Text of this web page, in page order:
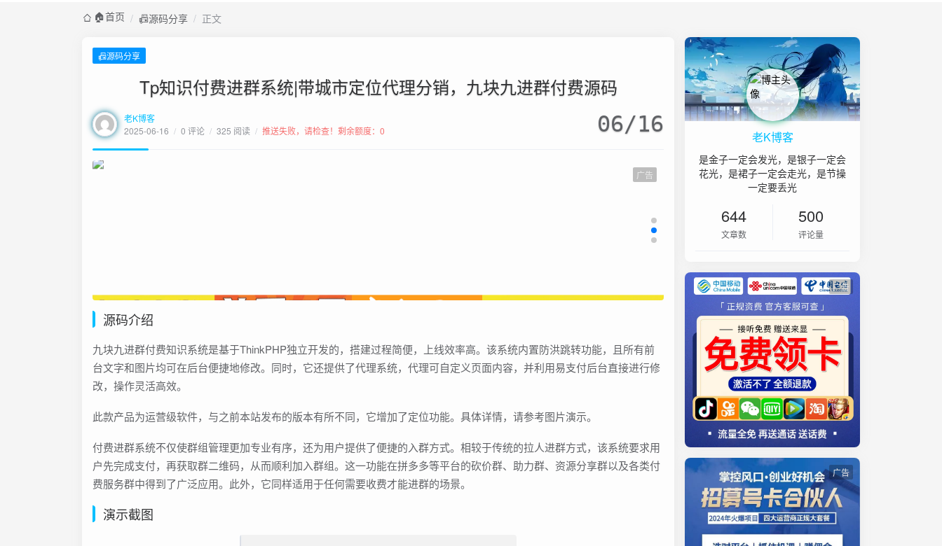
🏠️首页 / 📠源码分享 / 正文
📠源码分享
Tp知识付费进群系统|带城市定位代理分销，九块九进群付费源码
老K博客
2025-06-16 / 0 评论 / 325 阅读 / 推送失败，请检查！ 剩余额度：0 06/16
广告
源码介绍
九块九进群付费知识系统是基于ThinkPHP独立开发的，搭建过程简便，上线效率高。该系统内置防洪跳转功能，且所有前
台文字和图片均可在后台便捷地修改。同时，它还提供了代理系统，代理可自定义页面内容，并利用易支付后台直接进行修
改，操作灵活高效。
此款产品为运营级软件，与之前本站发布的版本有所不同，它增加了定位功能。具体详情，请参考图片演示。
付费进群系统不仅使群组管理更加专业有序，还为用户提供了便捷的入群方式。相较于传统的拉人进群方式，该系统要求用
户先完成支付，再获取群二维码，从而顺利加入群组。这一功能在拼多多等平台的砍价群、助力群、资源分享群以及各类付
费服务群中得到了广泛应用。此外，它同样适用于任何需要收费才能进群的场景。
演示截图
老K博客
是金子一定会发光，是银子一定会
花光，是裙子一定会走光，是节操
一定要丢光
644
文章数
500
评论量
广告
广告